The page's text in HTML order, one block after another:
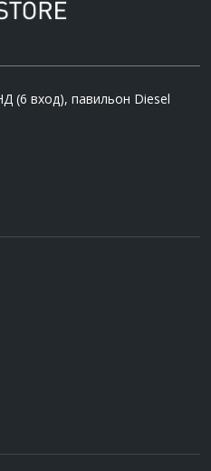
(6 вход), павильон Diesel